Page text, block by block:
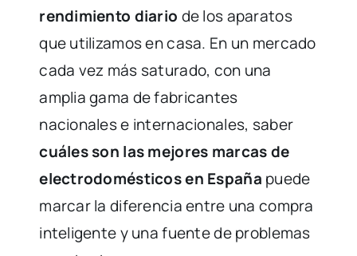
rendimiento diario de los aparatos
que utilizamos en casa. En un mercado
cada vez más saturado, con una
amplia gama de fabricantes
nacionales e internacionales, saber
cuáles son las mejores marcas de
electrodomésticos en España puede
marcar la diferencia entre una compra
inteligente y una fuente de problemas